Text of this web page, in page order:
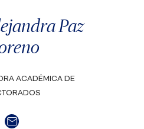
Paz
ACADÉMICA DE